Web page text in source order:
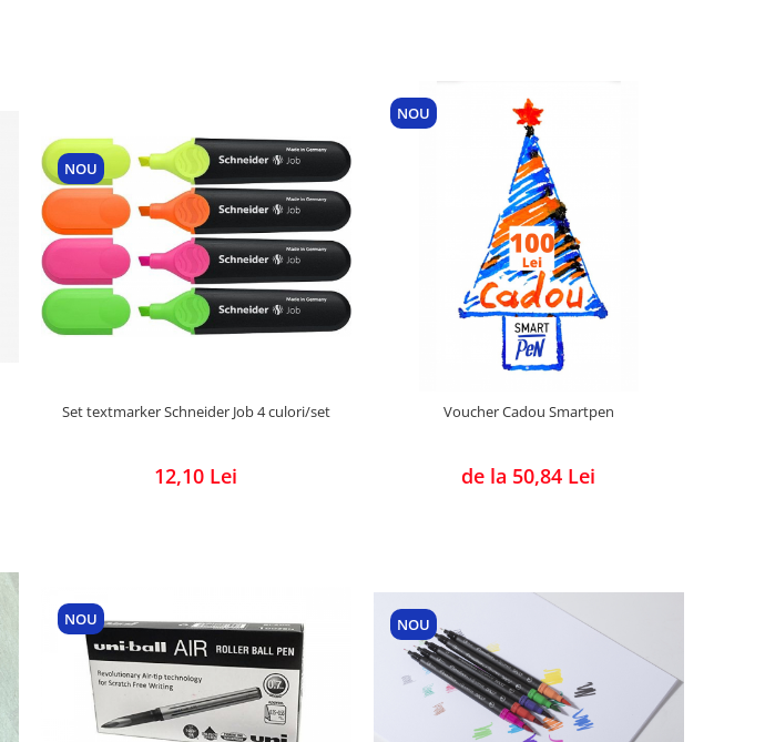
NOU
Set textmarker Schneider Job 4 culori/set
12,10 Lei
NOU
Voucher Cadou Smartpen
de la 50,84 Lei
NOU NOU